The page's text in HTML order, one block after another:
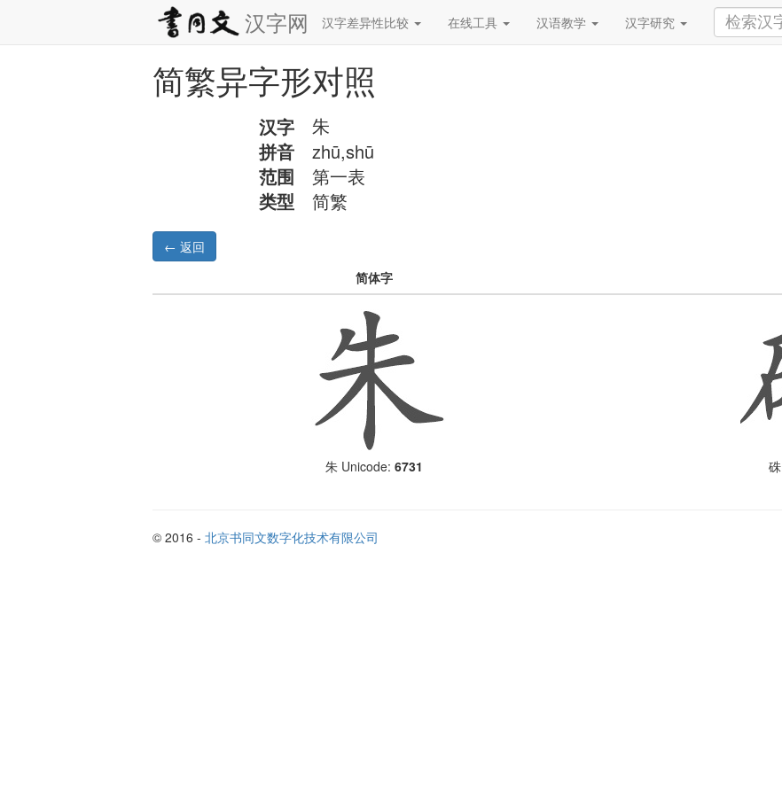
汉字网 汉字差异性比较 在线工具 汉语教学 汉字研究
简繁异字形对照
汉字 朱
拼音
zhū,shū
范围
第一表
类型
简繁
简体字
朱 Unicode: 6731 硃
© 2016 - 北京书同文数字化技术有限公司